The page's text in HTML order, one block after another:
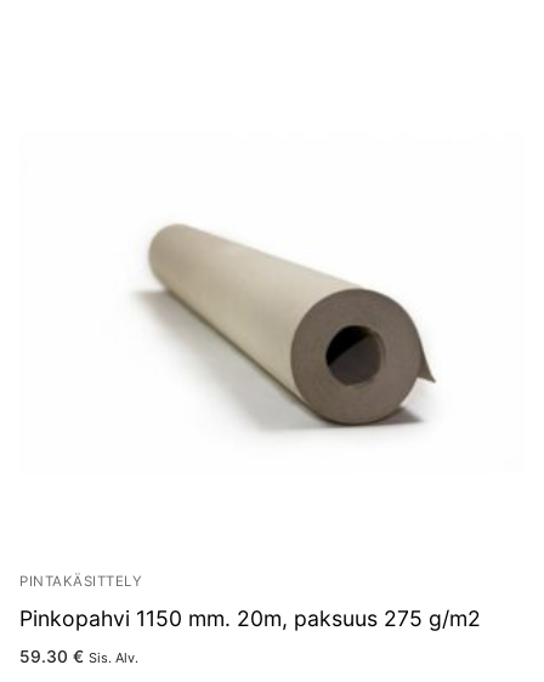
PINTAKÄSITTELY
Pinkopahvi 1150 mm. 20m, paksuus 275 g/m2
59.30 € Sis. Alv.